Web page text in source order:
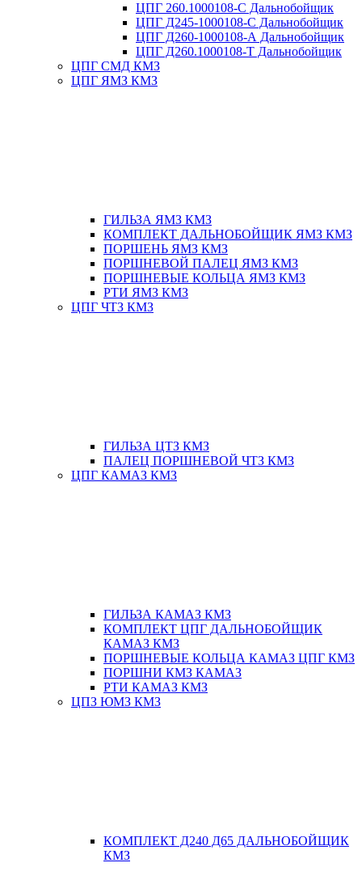
ЦПГ 260.1000108-С Дальнобойщик
ЦПГ Д245-1000108-С Дальнобойщик
ЦПГ Д260-1000108-А Дальнобойщик
ЦПГ Д260.1000108-Т Дальнобойщик
ЦПГ СМД КМЗ
ЦПГ ЯМЗ КМЗ
ГИЛЬЗА ЯМЗ КМЗ
КОМПЛЕКТ ДАЛЬНОБОЙЩИК ЯМЗ КМЗ
ПОРШЕНЬ ЯМЗ КМЗ
ПОРШНЕВОЙ ПАЛЕЦ ЯМЗ КМЗ
ПОРШНЕВЫЕ КОЛЬЦА ЯМЗ КМЗ
РТИ ЯМЗ КМЗ
ЦПГ ЧТЗ КМЗ
ГИЛЬЗА ЦТЗ КМЗ
ПАЛЕЦ ПОРШНЕВОЙ ЧТЗ КМЗ
ЦПГ КАМАЗ КМЗ
ГИЛЬЗА КАМАЗ КМЗ
КОМПЛЕКТ ЦПГ ДАЛЬНОБОЙЩИК
КАМАЗ КМЗ
ПОРШНЕВЫЕ КОЛЬЦА КАМАЗ ЦПГ КМЗ
ПОРШНИ КМЗ КАМАЗ
РТИ КАМАЗ КМЗ
ЦПЗ ЮМЗ КМЗ
КОМПЛЕКТ Д240 Д65 ДАЛЬНОБОЙЩИК
КМЗ